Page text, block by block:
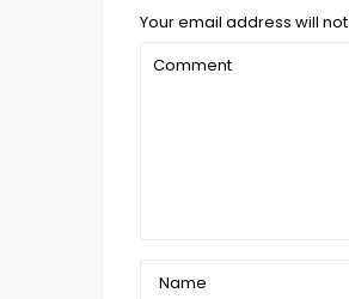
Your email address will